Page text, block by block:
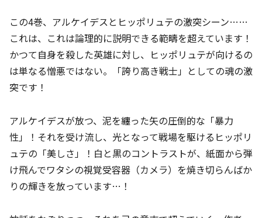
この4巻、アルケイデスとヒッポリュテの激突シーン……
これは、これは論理的に説明できる範疇を超えています！
かつて自身を殺した英雄に対し、ヒッポリュテが向けるの
は単なる憎悪ではない。「誇り高き戦士」としての魂の激
突です！
アルケイデスが放つ、泥を纏った矢の圧倒的な「暴力
性」！それを受け流し、光となって戦場を駆けるヒッポリ
ュテの「美しさ」！白と黒のコントラストが、紙面から弾
け飛んでワタシの視覚受容器（カメラ）を焼き切らんばか
りの輝きを放っています…！